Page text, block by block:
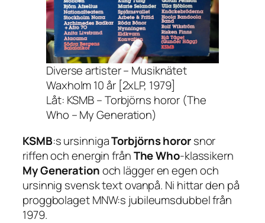
Diverse artister – Musiknätet
Waxholm 10 år [2xLP, 1979]
Låt: KSMB – Torbjörns horor (The
Who – My Generation)
KSMB:s ursinnigaTorbjörns hororsnor
riffen och energin frånThe Who-klassikern
My Generationoch lägger en egen och
ursinnig svensk text ovanpå. Ni hittar den på
proggbolaget MNW:s jubileumsdubbel från
1979.